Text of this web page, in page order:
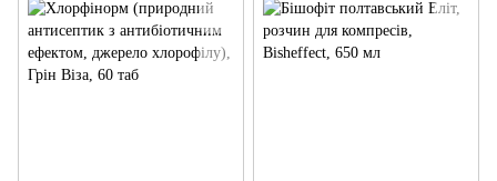
кап
Віза, 200 мл